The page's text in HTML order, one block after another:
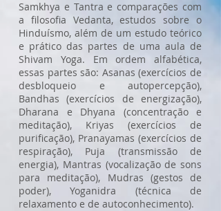
Samkhya e Tantra e comparações com
a filosofia Vedanta, estudos sobre o
Hinduísmo, além de um estudo teórico
e prático das partes de uma aula de
Shivam Yoga. Em ordem alfabética,
essas partes são: Asanas (exercícios de
desbloqueio e autopercepção),
Bandhas (exercícios de energização),
Dharana e Dhyana (concentração e
meditação), Kriyas (exercícios de
purificação), Pranayamas (exercícios de
respiração), Puja (transmissão de
energia), Mantras (vocalização de sons
para meditação), Mudras (gestos de
poder), Yoganidra (técnica de
relaxamento e de autoconhecimento).